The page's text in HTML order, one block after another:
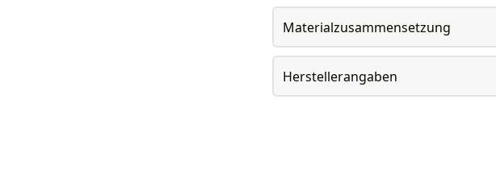
Materialzusammensetzung
Herstellerangaben